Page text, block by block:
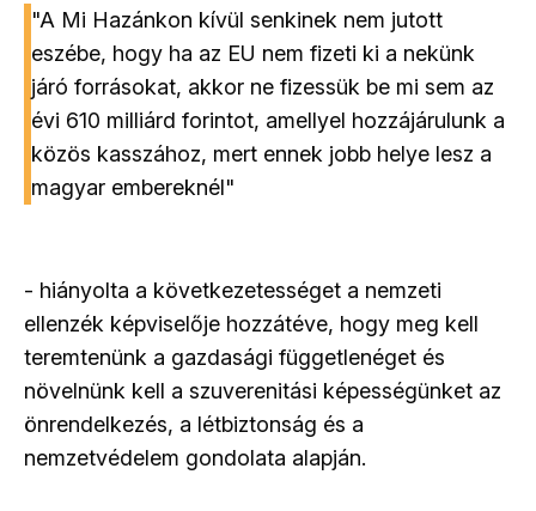
"A Mi Hazánkon kívül senkinek nem jutott
eszébe, hogy ha az EU nem fizeti ki a nekünk
járó forrásokat, akkor ne fizessük be mi sem az
évi 610 milliárd forintot, amellyel hozzájárulunk a
közös kasszához, mert ennek jobb helye lesz a
magyar embereknél"
- hiányolta a következetességet a nemzeti
ellenzék képviselője hozzátéve, hogy meg kell
teremtenünk a gazdasági függetlenéget és
növelnünk kell a szuverenitási képességünket az
önrendelkezés, a létbiztonság és a
nemzetvédelem gondolata alapján.